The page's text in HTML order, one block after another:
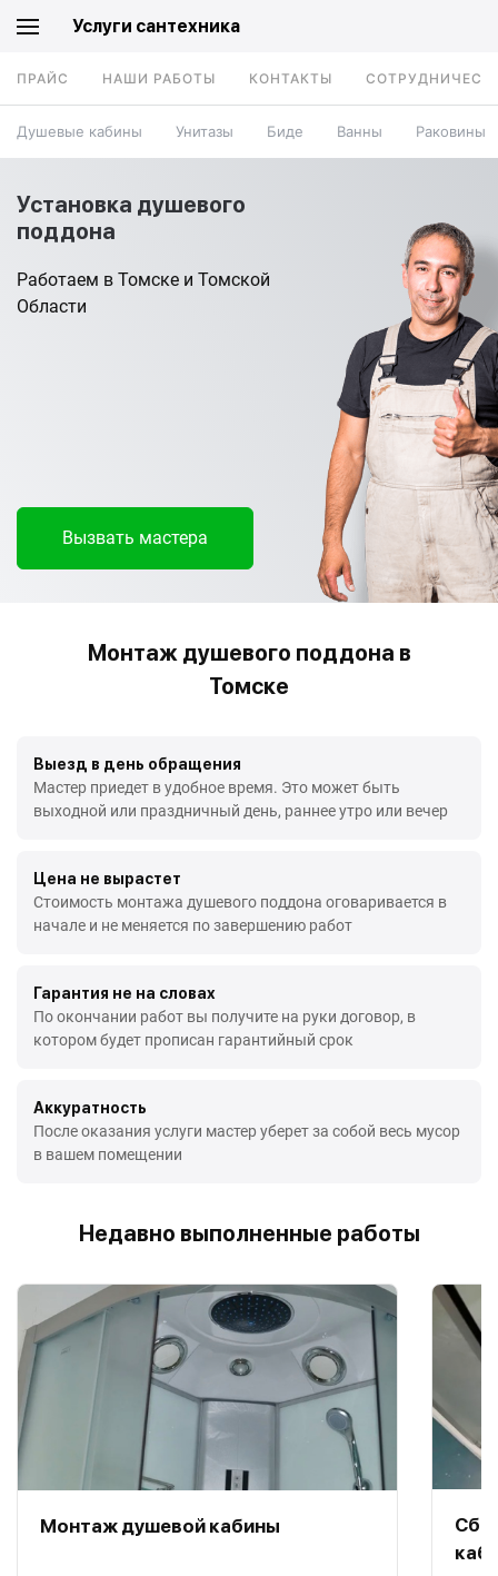
Услуги сантехника
ПРАЙС НАШИ РАБОТЫ КОНТАКТЫ
Душевые кабины Унитазы Биде Ванны Раковины
Установка душевого
поддона
Работаем в Томске и Томской
Области
Вызвать мастера
Монтаж душевого поддона в
Томске
Выезд в день обращения
Мастер приедет в удобное время. Это может быть
выходной или праздничный день, раннее утро или вечер
Цена не вырастет
Стоимость монтажа душевого поддона оговаривается в
начале и не меняется по завершению работ
Гарантия не на словах
По окончании работ вы получите на руки договор, в
котором будет прописан гарантийный срок
Аккуратность
После оказания услуги мастер уберет за собой весь мусор
в вашем помещении
Недавно выполненные работы
Монтаж душевой кабины